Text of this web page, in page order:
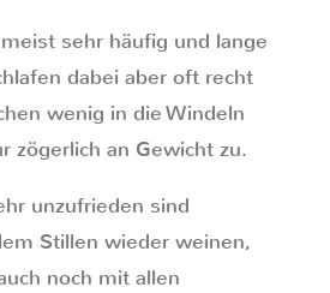
sehr häufig und lange
dabei aber oft recht
wenig in die Windeln
zögerlich an Gewicht zu.
unzufrieden sind
Stillen wieder weinen,
noch mit allen